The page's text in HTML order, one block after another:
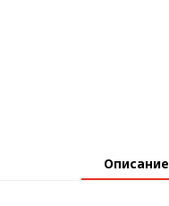
Описание